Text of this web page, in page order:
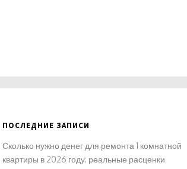
ПОСЛЕДНИЕ ЗАПИСИ
Сколько нужно денег для ремонта 1 комнатной
квартиры в 2026 году: реальные расценки